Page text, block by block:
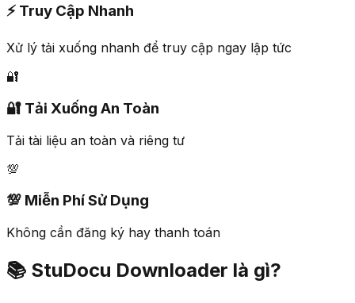
⚡ Truy Cập Nhanh
Xử lý tải xuống nhanh để truy cập ngay lập tức
🔐
🔐 Tải Xuống An Toàn
Tải tài liệu an toàn và riêng tư
💯
💯 Miễn Phí Sử Dụng
Không cần đăng ký hay thanh toán
📚 StuDocu Downloader là gì?